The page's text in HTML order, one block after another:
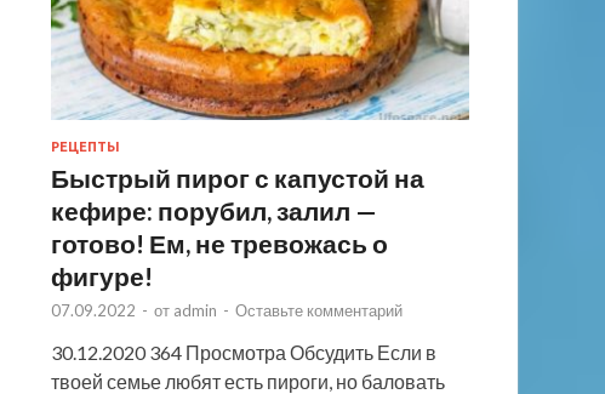
РЕЦЕПТЫ
Быстрый пирог с капустой на
кефире: порубил, залил —
готово! Ем, не тревожась о
фигуре!
07.09.2022 - от admin - Оставьте комментарий
30.12.2020 364 Просмотра Обсудить Если в
твоей семье любят есть пироги, но баловать